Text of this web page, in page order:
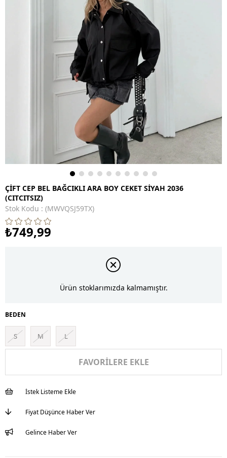
ÇİFT CEP BEL BAĞCIKLI ARA BOY CEKET SİYAH 2036
(CITCITSIZ)
Stok Kodu
(MWVQSJ59TX)
₺749,99
Ürün stoklarımızda kalmamıştır.
BEDEN
S M L
FAVORILERE EKLE
İstek Listeme Ekle
Fiyat Düşünce Haber Ver
Gelince Haber Ver